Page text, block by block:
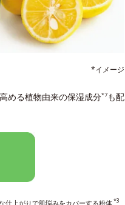
*イメージ
める植物由来の保湿成分*7も配
仕上がりで肌悩みをカバーする粉体*3